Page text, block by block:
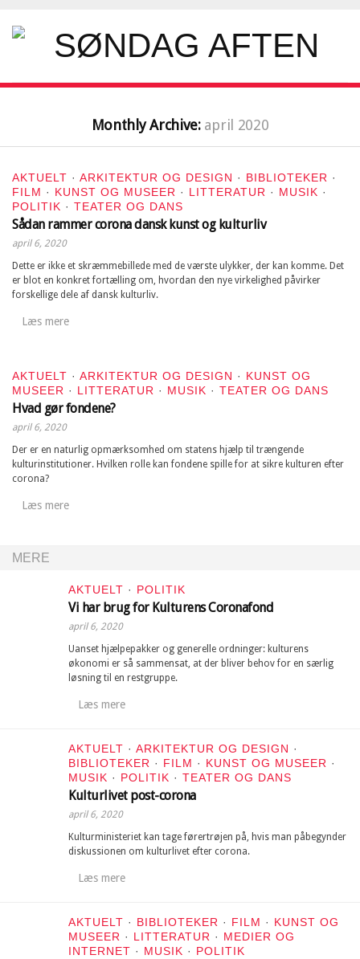
Monthly Archive: april 2020
AKTUELT · ARKITEKTUR OG DESIGN · BIBLIOTEKER ·
FILM · KUNST OG MUSEER · LITTERATUR · MUSIK ·
POLITIK · TEATER OG DANS
Sådan rammer corona dansk kunst og kulturliv
april 6, 2020
Dette er ikke et skræmmebillede med de værste ulykker, der kan komme. Det
er blot en konkret fortælling om, hvordan den nye virkelighed påvirker
forskellige dele af dansk kulturliv.
Læs mere
AKTUELT · ARKITEKTUR OG DESIGN · KUNST OG
MUSEER · LITTERATUR · MUSIK · TEATER OG DANS
Hvad gør fondene?
april 6, 2020
Der er en naturlig opmærksomhed om statens hjælp til trængende
kulturinstitutioner. Hvilken rolle kan fondene spille for at sikre kulturen efter
corona?
Læs mere
MERE
AKTUELT · POLITIK
Vi har brug for Kulturens Coronafond
april 6, 2020
Uanset hjælpepakker og generelle ordninger: kulturens
økonomi er så sammensat, at der bliver behov for en særlig
løsning til en restgruppe.
Læs mere
AKTUELT · ARKITEKTUR OG DESIGN ·
BIBLIOTEKER · FILM · KUNST OG MUSEER ·
MUSIK · POLITIK · TEATER OG DANS
Kulturlivet post-corona
april 6, 2020
Kulturministeriet kan tage førertrøjen på, hvis man påbegynder
diskussionen om kulturlivet efter corona.
Læs mere
AKTUELT · BIBLIOTEKER · FILM · KUNST OG
MUSEER · LITTERATUR · MEDIER OG
INTERNET · MUSIK · POLITIK